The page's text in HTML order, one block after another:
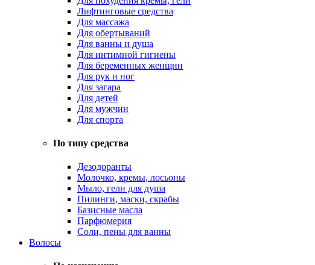
Лифтинговые средства
Для массажа
Для обертываний
Для ванны и душа
Для интимной гигиены
Для беременных женщин
Для рук и ног
Для загара
Для детей
Для мужчин
Для спорта
По типу средства
Дезодоранты
Молочко, кремы, лосьоны
Мыло, гели для душа
Пилинги, маски, скрабы
Базисные масла
Парфюмерия
Соли, пены для ванны
Волосы